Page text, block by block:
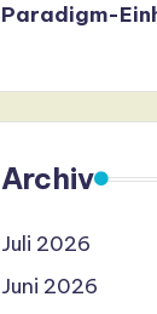
Paradigm-
Archiv
Juli 2026
Juni 2026